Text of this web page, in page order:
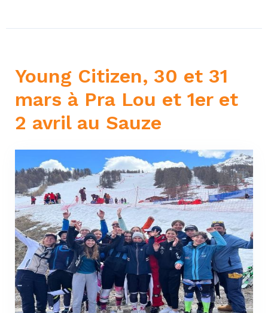
Young Citizen, 30 et 31
mars à Pra Lou et 1er et
2 avril au Sauze